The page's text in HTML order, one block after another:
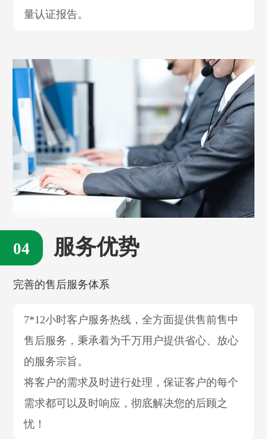
量认证报告。
服务优势
完善的售后服务体系
7*12小时客户服务热线，全方面提供售前售中
售后服务，秉承着为千万用户提供省心、放心
的服务宗旨。
将客户的需求及时进行处理，保证客户的每个
需求都可以及时响应，彻底解决您的后顾之
忧！